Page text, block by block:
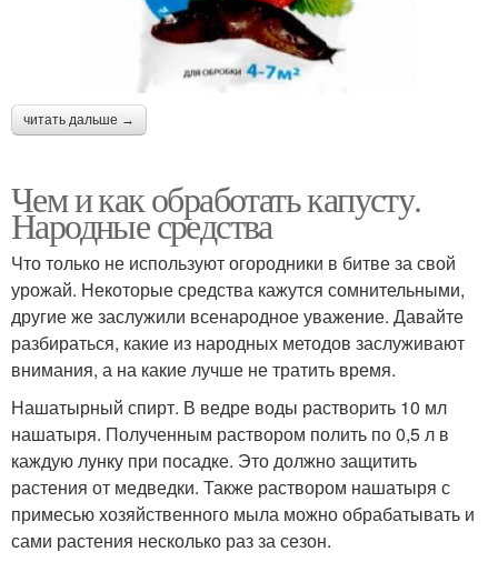
читать дальше →
Чем и как обработать капусту.
Народные средства
Что только не используют огородники в битве за свой
урожай. Некоторые средства кажутся сомнительными,
другие же заслужили всенародное уважение. Давайте
разбираться, какие из народных методов заслуживают
внимания, а на какие лучше не тратить время.
Нашатырный спирт. В ведре воды растворить 10 мл
нашатыря. Полученным раствором полить по 0,5 л в
каждую лунку при посадке. Это должно защитить
растения от медведки. Также раствором нашатыря с
примесью хозяйственного мыла можно обрабатывать и
сами растения несколько раз за сезон.